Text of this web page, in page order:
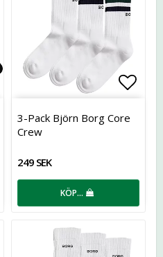
till i favoritlistan
3-Pack Björn Borg Core
Crew
249 SEK
KÖP…